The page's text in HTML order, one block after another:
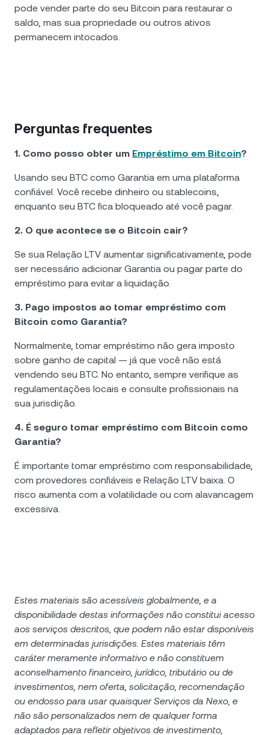
pode vender parte do seu Bitcoin para restaurar o
saldo, mas sua propriedade ou outros ativos
permanecem intocados.
Perguntas frequentes
1. Como posso obter um Empréstimo em Bitcoin?
Usando seu BTC como Garantia em uma plataforma
confiável. Você recebe dinheiro ou stablecoins,
enquanto seu BTC fica bloqueado até você pagar.
2. O que acontece se o Bitcoin cair?
Se sua Relação LTV aumentar significativamente, pode
ser necessário adicionar Garantia ou pagar parte do
empréstimo para evitar a liquidação.
3. Pago impostos ao tomar empréstimo com
Bitcoin como Garantia?
Normalmente, tomar empréstimo não gera imposto
sobre ganho de capital — já que você não está
vendendo seu BTC. No entanto, sempre verifique as
regulamentações locais e consulte profissionais na
sua jurisdição.
4. É seguro tomar empréstimo com Bitcoin como
Garantia?
É importante tomar empréstimo com responsabilidade,
com provedores confiáveis e Relação LTV baixa. O
risco aumenta com a volatilidade ou com alavancagem
excessiva.
Estes materiais são acessíveis globalmente, e a
disponibilidade destas informações não constitui acesso
aos serviços descritos, que podem não estar disponíveis
em determinadas jurisdições. Estes materiais têm
caráter meramente informativo e não constituem
aconselhamento financeiro, jurídico, tributário ou de
investimentos, nem oferta, solicitação, recomendação
ou endosso para usar quaisquer Serviços da Nexo, e
não são personalizados nem de qualquer forma
adaptados para refletir objetivos de investimento,